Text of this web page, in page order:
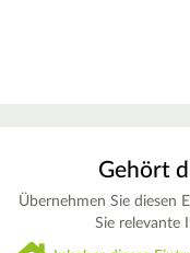
Gehört
Übernehmen Sie diesen
Sie relevante